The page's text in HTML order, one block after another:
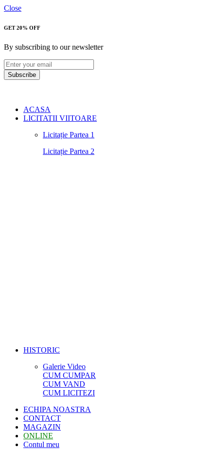
Close
GET 20% OFF
By subscribing to our newsletter
Subscribe
ACASA
LICITATII VIITOARE
Licitație Partea 1
Licitație Partea 2
HISTORIC
Galerie Video
CUM CUMPAR
CUM VAND
CUM LICITEZI
ECHIPA NOASTRA
CONTACT
MAGAZIN
ONLINE
Contul meu